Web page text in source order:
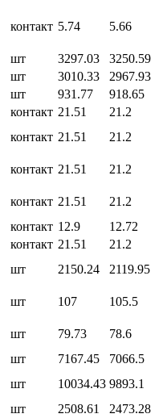
контакт 5.74 5.66
шт 3297.03
3250.59
шт 3010.33
2967.93
шт 931.77
918.65
контакт 21.51
21.2
контакт 21.51
21.2
контакт 21.51
21.2
контакт 21.51
21.2
контакт 12.9
12.72
контакт 21.51
21.2
шт 2150.24
2119.95
шт 107
105.5
шт 79.73
78.6
шт 7167.45
7066.5
шт 10034.43 9893.1
шт 2508.61
2473.28